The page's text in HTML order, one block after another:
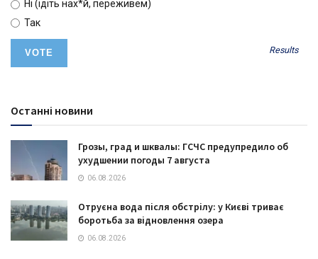
Ні (ідіть нах*й, переживем)
Так
Results
Останні новини
Грозы, град и шквалы: ГСЧС предупредило об
ухудшении погоды 7 августа
06.08.2026
Отруєна вода після обстрілу: у Києві триває
боротьба за відновлення озера
06.08.2026